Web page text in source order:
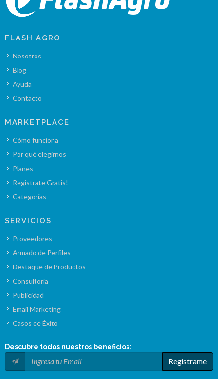
FLASH AGRO
Nosotros
Blog
Ayuda
Contacto
MARKETPLACE
Cómo funciona
Por qué elegirnos
Planes
Registrate Gratis!
Categorías
SERVICIOS
Proveedores
Armado de Perfiles
Destaque de Productos
Consultoría
Publicidad
Email Marketing
Casos de Éxito
Descubre todos nuestros beneficios:
Registrame